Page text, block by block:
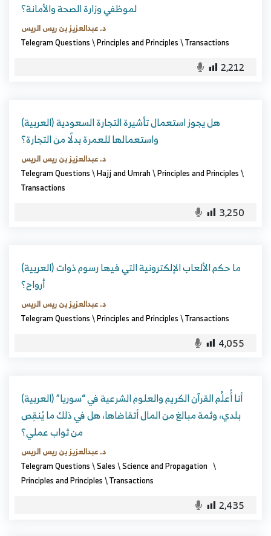
لموظفي وزارة الصحة والأمانة؟
د. عبدالعزيز بن ريس الريس
Telegram Questions\Principles and Principles\Transactions
2,212
(العربية) هل يجوز استعمال تأشيرة التجارة السعودية
واستعمالها للعمرة بدلًا من التجارة؟
د. عبدالعزيز بن ريس الريس
Telegram Questions\Hajj and Umrah\Principles and Principles\
Transactions
3,250
(العربية) ما حكم الألعاب الإلكترونية التي فيها رسوم ذوات
أرواح؟
د. عبدالعزيز بن ريس الريس
Telegram Questions\Principles and Principles\Transactions
4,055
(العربية) أنا أُعلِّم القرآن الكريم والعلوم الشرعية في “سوريا”
بلدي، وثمة مبالغ من المال أتقاضاها، هل في ذلك ما يُنقِص
من ثواب عملي؟
د. عبدالعزيز بن ريس الريس
Telegram Questions\Sales\Science and Propagation \
Principles and Principles\Transactions
2,435